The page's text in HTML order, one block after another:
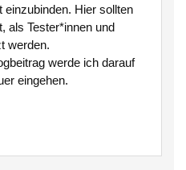
Hier sollten
als Tester*innen und
werden.
werde ich darauf
eingehen.